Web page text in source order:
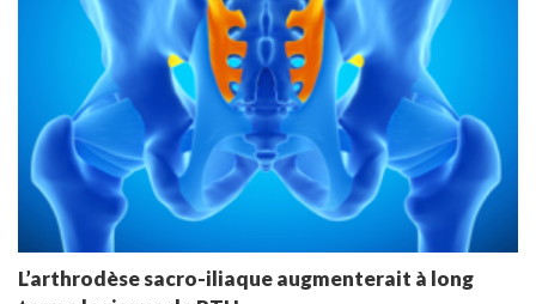
L’arthrodèse sacro-iliaque augmenterait à long